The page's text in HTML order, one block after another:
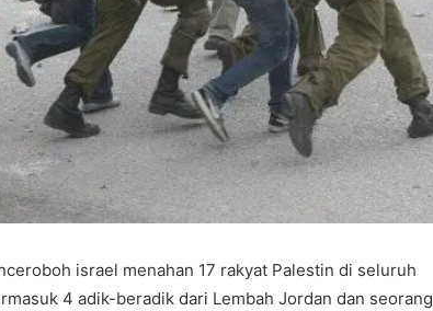
israel menahan 17 rakyat Palestin di seluruh
4 adik-beradik dari Lembah Jordan dan seorang